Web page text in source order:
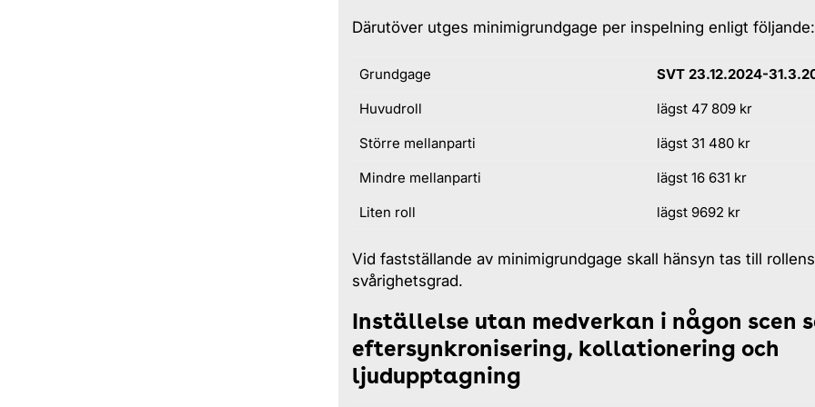
Därutöver utges minimigrundgage per inspelning enligt följande:
Grundgage
SVT 23.12.2024-
Huvudroll
lägst 47 809 kr
Större mellanparti
lägst 31 480 kr
Mindre mellanparti
lägst 16 631 kr
Liten roll
lägst 9692 kr
Vid fastställande av minimigrundgage skall hänsyn tas till rollens
svårighetsgrad.
Inställelse utan medverkan i någon scen
eftersynkronisering, kollationering och
ljudupptagning